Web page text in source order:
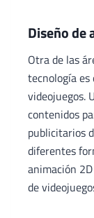
Diseño de
Otra de las
tecnología es
videojuegos.
contenidos
publicitarios
diferentes
animación
de